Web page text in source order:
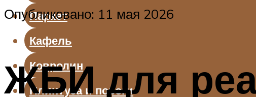
Паркет
Кафель
Ковролин
Плинтуса и пороги
Опубликовано: 11 мая 2026
ЖБИ для